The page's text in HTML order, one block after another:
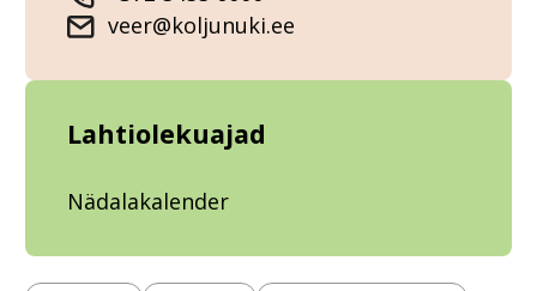
veer@koljunuki.ee
Lahtiolekuajad
Nädalakalender